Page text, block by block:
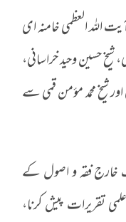
اللہ العظمی خامنہ ای
حسین وحید خراسانی،
شیخ محمد مؤمن قمی سے
تک مختلف خارج فقہ و اصول کے
تقریرات پیش کرنا،